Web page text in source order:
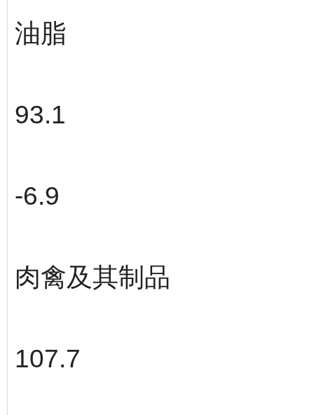
油脂
93.1
-6.9
肉禽及其制品
107.7